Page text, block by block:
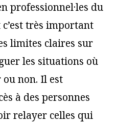
professionnel·les du
très important
limites claires sur
les situations où
non. Il est
à des personnes
relayer celles qui